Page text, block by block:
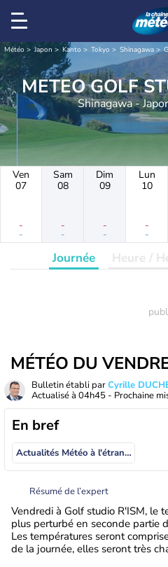
Météo Japon Kanto Tokyo Shinagawa
METEO
Shinagawa -
Ven
07
-
-
Sam
08
-
-
Dim
09
-
-
Lun
10
-
-
Journée Heure /
MÉTÉO DU
Bulletin établi parCyrille
Actualisé à 04h45 - Prochaine
En bref
Actualités Météo à l'étranger
Résumé de l’expert
Vendredi à Golf studio R'ISM, le
plus perturbé en seconde partie
Les températures seront
de la journée, elles seront très